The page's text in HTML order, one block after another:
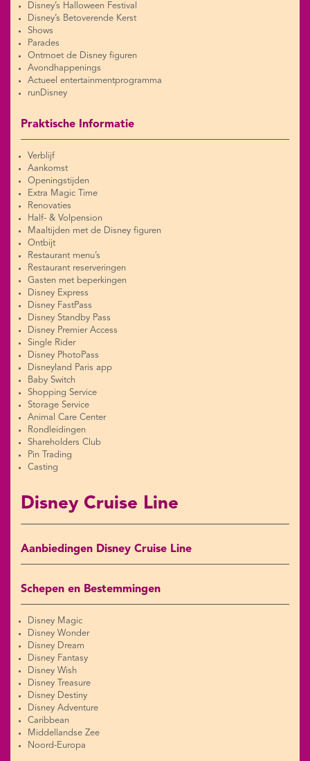
Disney’s Halloween Festival
Disney’s Betoverende Kerst
Shows
Parades
Ontmoet de Disney figuren
Avondhappenings
Actueel entertainmentprogramma
runDisney
Praktische Informatie
Verblijf
Aankomst
Openingstijden
Extra Magic Time
Renovaties
Half- & Volpension
Maaltijden met de Disney figuren
Ontbijt
Restaurant menu’s
Restaurant reserveringen
Gasten met beperkingen
Disney Express
Disney FastPass
Disney Standby Pass
Disney Premier Access
Single Rider
Disney PhotoPass
Disneyland Paris app
Baby Switch
Shopping Service
Storage Service
Animal Care Center
Rondleidingen
Shareholders Club
Pin Trading
Casting
Disney Cruise Line
Aanbiedingen Disney Cruise Line
Schepen en Bestemmingen
Disney Magic
Disney Wonder
Disney Dream
Disney Fantasy
Disney Wish
Disney Treasure
Disney Destiny
Disney Adventure
Caribbean
Middellandse Zee
Noord-Europa